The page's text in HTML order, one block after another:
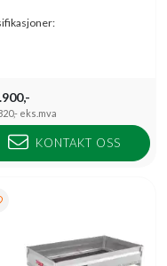
eks.mva
KONTAKT OSS